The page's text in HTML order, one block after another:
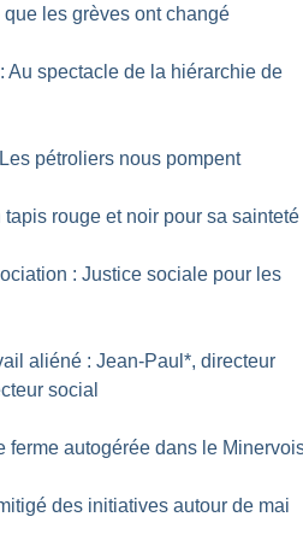
les grèves ont changé
Au spectacle de la hiérarchie de
pétroliers nous pompent
tapis rouge et noir pour sa sainteté
: Justice sociale pour les
aliéné : Jean-Paul*, directeur
social
ferme autogérée dans le
des initiatives autour de mai